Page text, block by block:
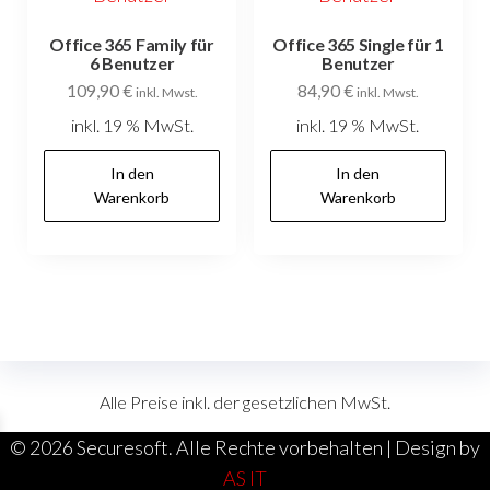
Office 365 Family für
6 Benutzer
109,90€ inkl. Mwst.
inkl. 19 % MwSt.
In den
Warenkorb
Office 365 Single für 1
Benutzer
84,90€ inkl. Mwst.
inkl. 19 % MwSt.
In den
Warenkorb
Alle Preise inkl. der gesetzlichen MwSt.
© 2026 Securesoft. Alle Rechte vorbehalten | Design by
AS IT